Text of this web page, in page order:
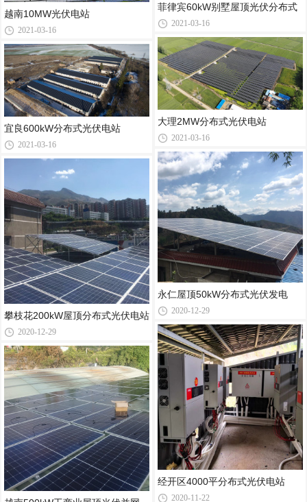
越南10MW光伏电站
2021-03-16
宜良600kW分布式光伏电站
2021-03-16
攀枝花200kW屋顶分布式光伏电站
2020-12-29
菲律宾60kW别墅屋顶光伏分布式
2021-03-16
大理2MW分布式光伏电站
2021-03-16
永仁屋顶50kW分布式光伏发电
2020-12-29
经开区4000平分布式光伏电站
2020-11-22